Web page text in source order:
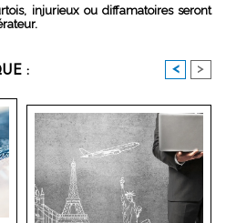
injurieux ou diffamatoires seront
: < >